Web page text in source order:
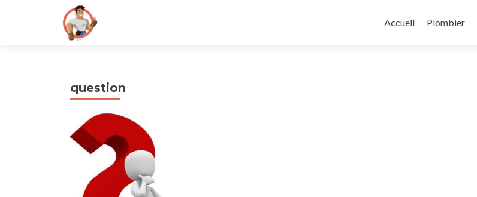
au
Accueil Plombier
question